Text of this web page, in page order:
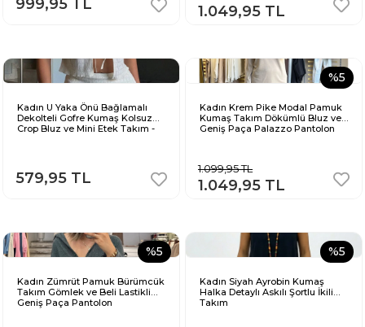
999,95 TL 1.049,95 TL
Kadın U Yaka Önü Bağlamalı
Dekolteli Gofre Kumaş Kolsuz
Crop Bluz ve Mini Etek Takım -
579,95 TL
%5
Kadın Krem Pike Modal Pamuk
Kumaş Takım Dökümlü Bluz ve
Geniş Paça Palazzo Pantolon
1.099,95 TL
1.049,95 TL
%5
Kadın Zümrüt Pamuk Bürümcük
Takım Gömlek ve Beli Lastikli
Geniş Paça Pantolon
%5
Kadın Siyah Ayrobin Kumaş
Halka Detaylı Askılı Şortlu İkili
Takım